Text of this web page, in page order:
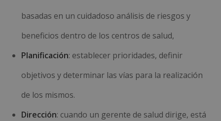
basadas en un cuidadoso análisis de riesgos y
beneficios dentro de los centros de salud,
Planificación: establecer prioridades, definir
objetivos y determinar las vías para la realización
de los mismos.
Dirección: cuando un gerente de salud dirige, está